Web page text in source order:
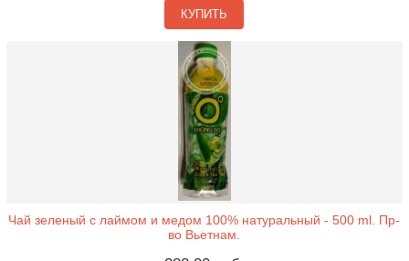
КУПИТЬ
Чай зеленый с лаймом и медом 100% натуральный - 500 ml. Пр-
во Вьетнам.